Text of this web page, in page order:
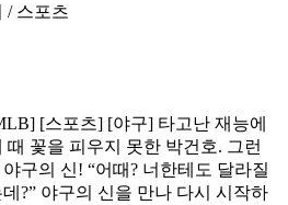
/ 스포츠
[스포츠] [야구] 타고난 재능에
때 꽃을 피우지 못한 박건호. 그런
구의 신! “어때? 너한테도 달라질
?” 야구의 신을 만나 다시 시작하